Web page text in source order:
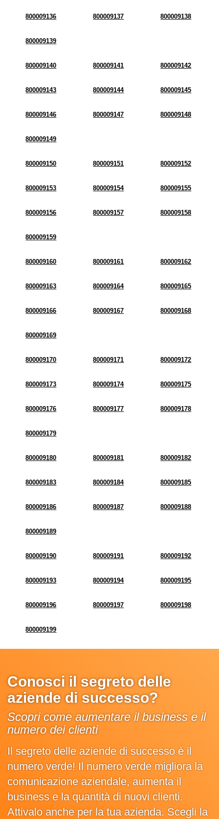
800009136 800009137 800009138
800009139
800009140 800009141 800009142
800009143 800009144 800009145
800009146 800009147 800009148
800009149
800009150 800009151 800009152
800009153 800009154 800009155
800009156 800009157 800009158
800009159
800009160 800009161 800009162
800009163 800009164 800009165
800009166 800009167 800009168
800009169
800009170 800009171 800009172
800009173 800009174 800009175
800009176 800009177 800009178
800009179
800009180 800009181 800009182
800009183 800009184 800009185
800009186 800009187 800009188
800009189
800009190 800009191 800009192
800009193 800009194 800009195
800009196 800009197 800009198
800009199
Conosci il segreto delle
aziende di successo?
Scopri come aumentare il business e il
numero dei clienti
Il segreto delle aziende di successo è il
numero verde! Il numero verde migliora la
comunicazione aziendale, aumenta il
business e la quantità di nuovi clienti.
Attivalo anche per la tua azienda. Scegli la